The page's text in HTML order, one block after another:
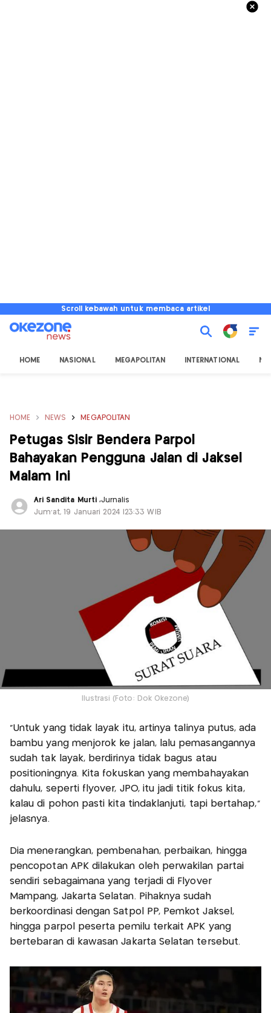
Scroll kebawah untuk membaca artikel
HOME NASIONAL MEGAPOLITAN INTERNATIONAL
HOME NEWS MEGAPOLITAN
Petugas Sisir Bendera Parpol
Bahayakan Pengguna Jalan di Jaksel
Malam Ini
Ari Sandita Murti ,Jurnalis
Jum'at, 19 Januari 2024 |23:33 WIB
Ilustrasi (Foto: Dok Okezone)
"Untuk yang tidak layak itu, artinya talinya putus, ada
bambu yang menjorok ke jalan, lalu pemasangannya
sudah tak layak, berdirinya tidak bagus atau
positioningnya. Kita fokuskan yang membahayakan
dahulu, seperti flyover, JPO, itu jadi titik fokus kita,
kalau di pohon pasti kita tindaklanjuti, tapi bertahap,"
jelasnya.
Dia menerangkan, pembenahan, perbaikan, hingga
pencopotan APK dilakukan oleh perwakilan partai
sendiri sebagaimana yang terjadi di Flyover
Mampang, Jakarta Selatan. Pihaknya sudah
berkoordinasi dengan Satpol PP, Pemkot Jaksel,
hingga parpol peserta pemilu terkait APK yang
bertebaran di kawasan Jakarta Selatan tersebut.